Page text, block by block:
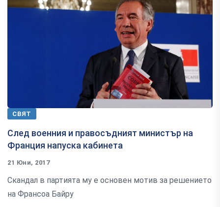
СВЯТ
След военния и правосъдният министър на
Франция напуска кабинета
21 Юни, 2017
Скандал в партията му e основен мотив за решението
на Франсоа Байру